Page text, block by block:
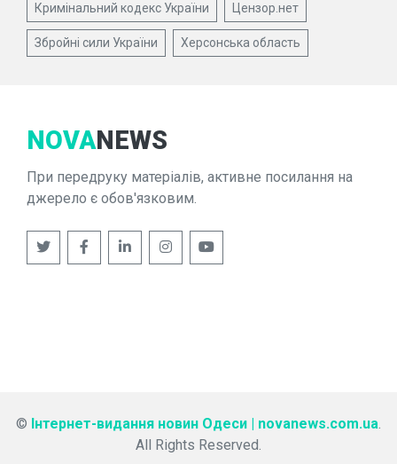
Кримінальний кодекс України Цензор.нет
Збройні сили України Херсонська область
NOVANEWS
При передруку матеріалів, активне посилання на
джерело є обов'язковим.
© Інтернет-видання новин Одеси | novanews.com.ua.
All Rights Reserved.